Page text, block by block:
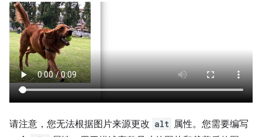
请注意，您无法根据图片来源更改 alt 属性。您需要编写